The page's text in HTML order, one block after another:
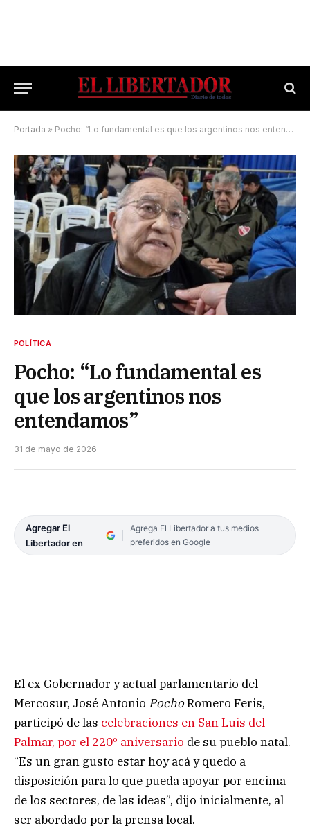
Portada » Pocho: “Lo fundamental es que los argentinos nos entendamos”
POLÍTICA
Pocho: “Lo fundamental es
que los argentinos nos
entendamos”
31 de mayo de 2026
Agregar El
Libertador en
Agrega El Libertador a tus medios
preferidos en Google
El ex Gobernador y actual parlamentario del
Mercosur, José Antonio PochoRomero Feris,
participó de las celebraciones en San Luis del
Palmar, por el 220º aniversario de su pueblo natal.
“Es un gran gusto estar hoy acá y quedo a
disposición para lo que pueda apoyar por encima
de los sectores, de las ideas”, dijo inicialmente, al
ser abordado por la prensa local.